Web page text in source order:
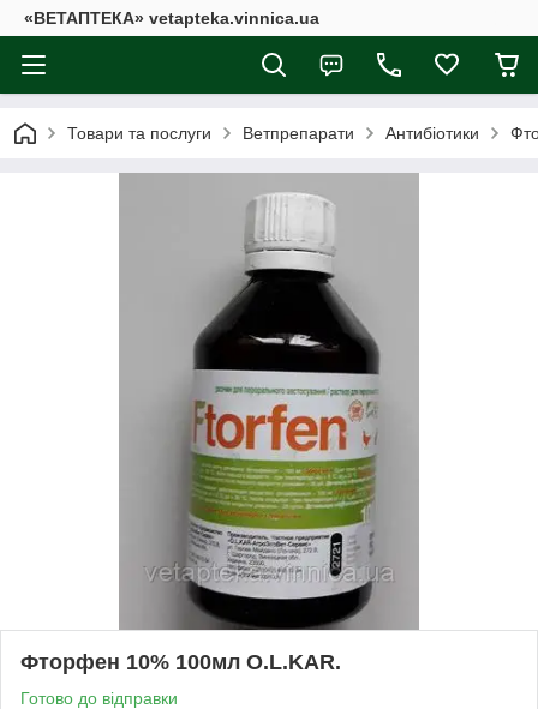
«ВЕТАПТЕКА» vetapteka.vinnica.ua
Товари та послуги Ветпрепарати Антибіотики
Фторфен 10% 100мл O.L.KAR.
Готово до відправки